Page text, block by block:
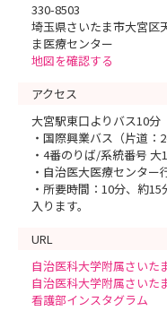
330-8503
埼玉県さいたま市大宮
ま医療センター
地図を確認する
アクセス
大宮駅東口よりバス10分
・国際興業バス（片道：
・4番のりば/系統番号 大
・自治医大医療センター
・所要時間：10分、約
入ります。
URL
自治医科大学附属さい
自治医科大学附属さい
看護部インスタグラム